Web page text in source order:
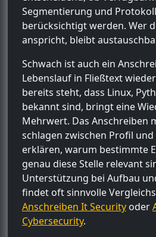
Segmentierung und
berücksichtigt werden. Wer
anspricht, bleibt
Schwach ist auch ein
Lebenslauf in Fließtext
bereits steht, dass Linux,
bekannt sind, bringt eine
Mehrwert. Das Anschreiben
schlagen zwischen Profil und
erklären, warum bestimmte
genau diese Stelle relevant
Unterstützung bei Aufbau
findet oft sinnvolle
Anschreiben It Security oder
Cybersecurity.